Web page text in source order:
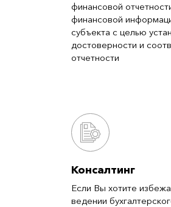
финансовой
финансовой
субъекта с целью
достоверности и
отчетности
Консалтинг
Если Вы хотите
ведении